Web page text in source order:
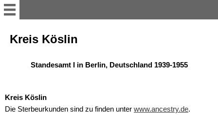
Home
Stammdaten
Kreis Köslin
Standesamt I in Berlin, Deutschland 1939-1955
Kreis Köslin
Die Sterbeurkunden sind zu finden unter www.ancestry.de.